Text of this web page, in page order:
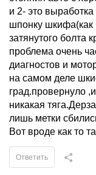
и 2- это
шпонку шкифа(как
затянутого болта
проблема очень
диагностов и
на самом деле
град.провернуло
никакая
лишь метки
Вот вроде как то
Ответить